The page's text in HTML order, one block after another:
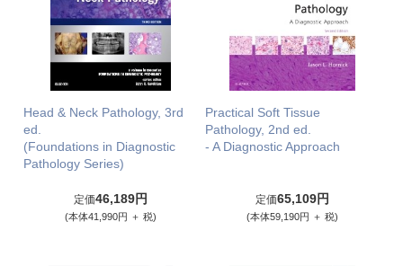
Head & Neck Pathology, 3rd
ed.
(Foundations in Diagnostic
Pathology Series)
定価46,189円
(本体41,990円 ＋ 税)
Practical Soft Tissue
Pathology, 2nd ed.
- A Diagnostic Approach
定価65,109円
(本体59,190円 ＋ 税)